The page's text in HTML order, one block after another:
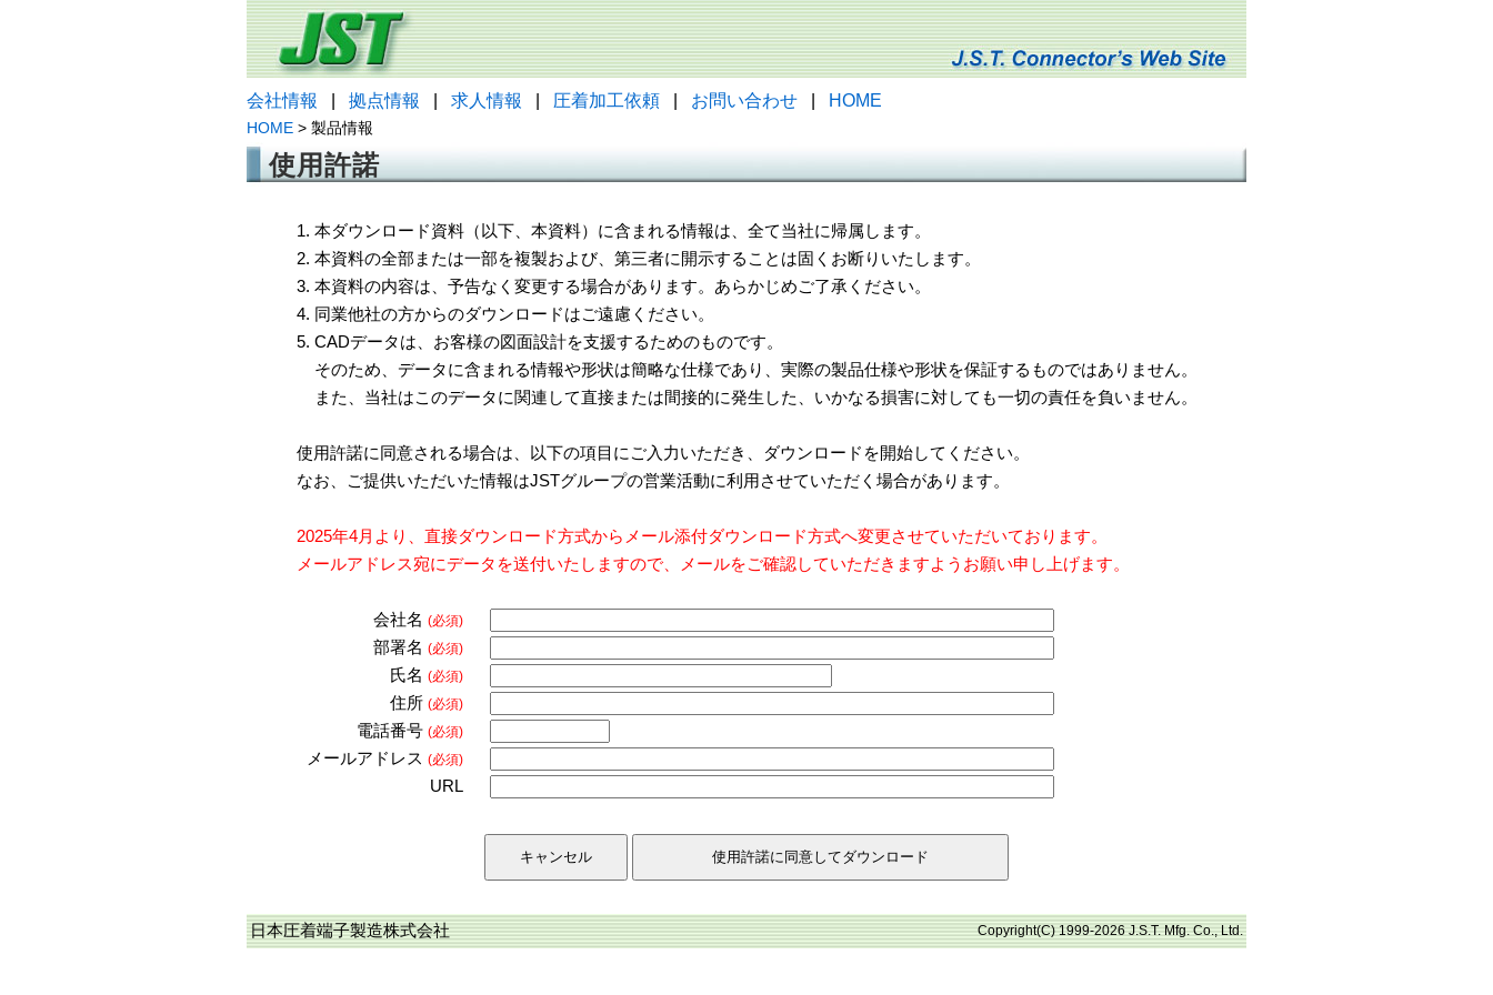
会社情報 拠点情報 求人情報 圧着加工依頼 お問い合わせ HOME
HOME > 製品情報
使用許諾
1. 本ダウンロード資料（以下、本資料）に含まれる情報は、全て当社に帰属します。
2. 本資料の全部または一部を複製および、第三者に開示することは固くお断りいたします。
3. 本資料の内容は、予告なく変更する場合があります。あらかじめご了承ください。
4. 同業他社の方からのダウンロードはご遠慮ください。
5. CADデータは、お客様の図面設計を支援するためのものです。
そのため、データに含まれる情報や形状は簡略な仕様であり、実際の製品仕様や形状を保証するものではありません。
また、当社はこのデータに関連して直接または間接的に発生した、いかなる損害に対しても一切の責任を負いません。
使用許諾に同意される場合は、以下の項目にご入力いただき、ダウンロードを開始してください。
なお、ご提供いただいた情報はJSTグループの営業活動に利用させていただく場合があります。
2025年4月より、直接ダウンロード方式からメール添付ダウンロード方式へ変更させていただいております。
メールアドレス宛にデータを送付いたしますので、メールをご確認していただきますようお願い申し上げます。
会社名 (必須)
部署名 (必須)
氏名 (必須)
住所 (必須)
電話番号 (必須)
メールアドレス (必須)
URL
日本圧着端子製造株式会社 Copyright(C) 1999-2026 J.S.T. Mfg. Co., Ltd.